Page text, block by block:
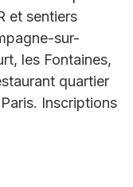
et sentiers
sur-
les Fontaines,
quartier
Inscriptions